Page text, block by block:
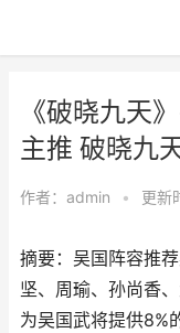
《破晓九天
主推 破晓九
作者： admin • 更新
摘要：吴国阵容推
坚、周瑜、孙尚香
为吴国武将提供8%